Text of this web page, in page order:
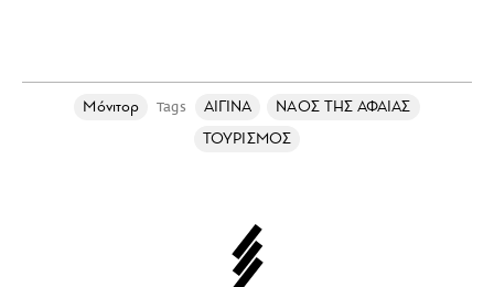
Μόνιτορ Tags ΑΙΓΙΝΑ
ΝΑΟΣ ΤΗΣ ΑΦΑΙΑΣ
ΤΟΥΡΙΣΜΟΣ